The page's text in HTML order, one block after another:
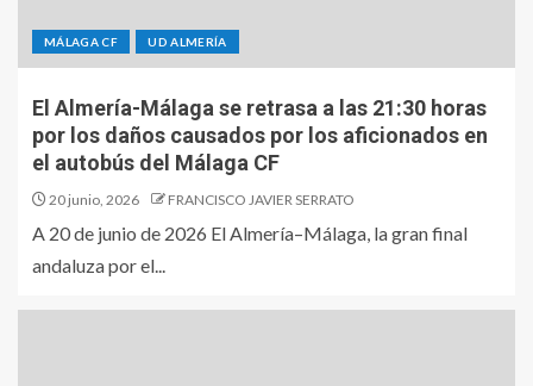
MÁLAGA CF UD ALMERÍA
El Almería-Málaga se retrasa a las 21:30 horas
por los daños causados por los aficionados en
el autobús del Málaga CF
20 junio, 2026 FRANCISCO JAVIER SERRATO
A 20 de junio de 2026 El Almería–Málaga, la gran final
andaluza por el...